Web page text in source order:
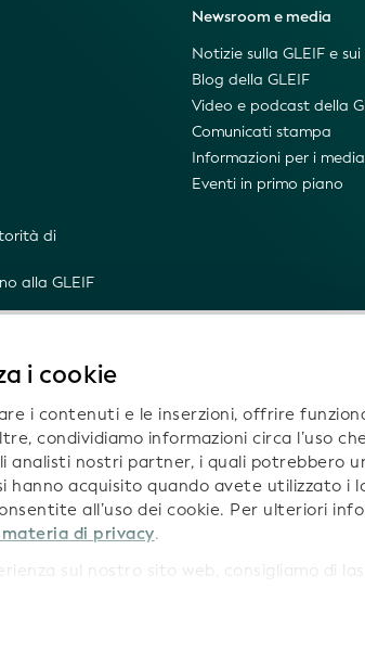
i cookie
i contenuti e le inserzioni, offrire
condividiamo informazioni circa l’uso
analisti nostri partner, i quali potrebbero
hanno acquisito quando avete utilizzato i
all’uso dei cookie. Per ulteriori
di privacy.
sul nostro sito web, consigliamo di
di
alla GLEIF
LEI
tecnici
Newsroom e media
Notizie sulla GLEIF e
Blog della GLEIF
Video e podcast della
Comunicati stampa
Informazioni per i media
Eventi in primo piano
Seguici: